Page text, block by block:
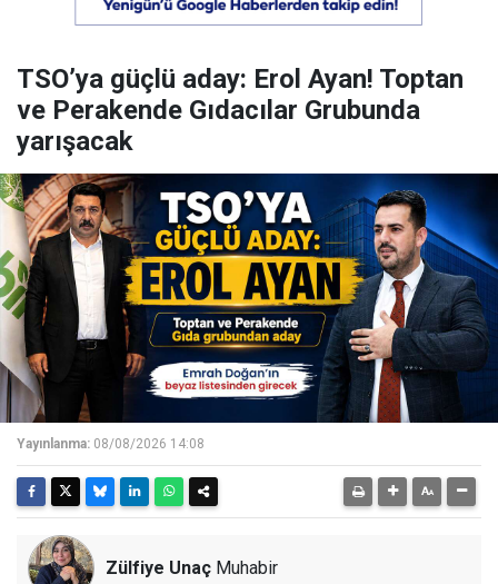
TSO’ya güçlü aday: Erol Ayan! Toptan
ve Perakende Gıdacılar Grubunda
yarışacak
Yayınlanma: 08/08/2026 14:08
Zülfiye Unaç Muhabir